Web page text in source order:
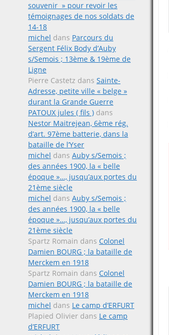
souvenir » pour revoir les
témoignages de nos soldats de
14-18
michel dans Parcours du
Sergent Félix Body d’Auby
s/Semois ; 13ème & 19ème de
Ligne
Pierre Castetz dans Sainte-
Adresse, petite ville « belge »
durant la Grande Guerre
PATOUX jules ( fils ) dans
Nestor Maitrejean, 6ème rég.
d’art. 97ème batterie, dans la
bataille de l’Yser
michel dans Auby s/Semois ;
des années 1900, la « belle
époque »…, jusqu’aux portes du
21ème siècle
michel dans Auby s/Semois ;
des années 1900, la « belle
époque »…, jusqu’aux portes du
21ème siècle
Spartz Romain dans Colonel
Damien BOURG ; la bataille de
Merckem en 1918
Spartz Romain dans Colonel
Damien BOURG ; la bataille de
Merckem en 1918
michel dans Le camp d’ERFURT
Plapied Olivier dans Le camp
d’ERFURT